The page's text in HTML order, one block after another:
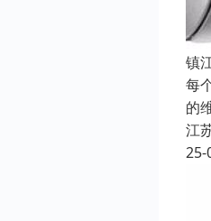
镇
每
的
江
25-